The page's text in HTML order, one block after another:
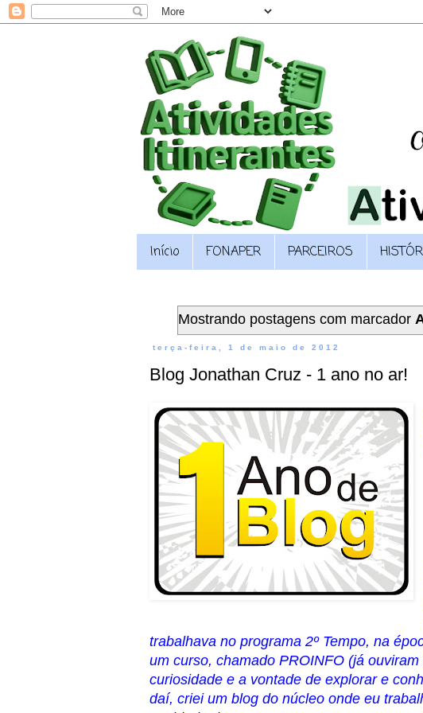
Início FONAPER PARCEIROS
Mostrando postagens com marcador
terça-feira, 1 de maio de 2012
Blog Jonathan Cruz - 1 ano no ar!
trabalhava no programa 2º Tempo, na
um curso, chamado PROINFO (já
curiosidade e a vontade de explorar e
daí, criei um blog do núcleo onde eu